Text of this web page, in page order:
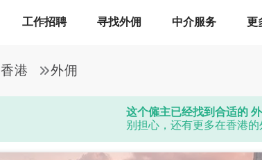
工作招聘 寻找外佣 中介服务 更
香港 外佣
这个僱主已经找到合适的
别担心，还有更多在香港